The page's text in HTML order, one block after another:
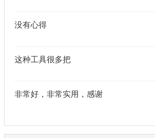
没有心得
这种工具很多把
非常好，非常实用，感谢